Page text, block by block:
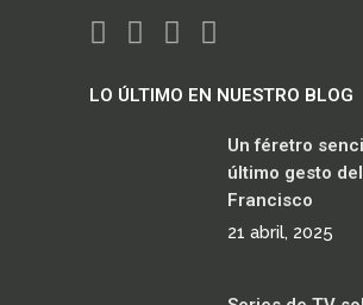
LO ÚLTIMO EN NUESTRO BLOG
Un féretro
último gesto
Francisco
21 abril, 2025